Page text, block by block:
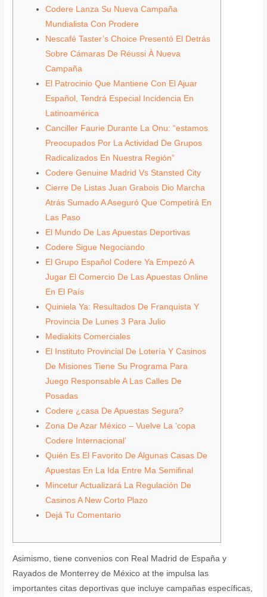
Codere Lanza Su Nueva Campaña
Mundialista Con Prodere
Nescafé Taster’s Choice Presentó El Detrás
Sobre Cámaras De Réussi À Nueva
Campaña
El Patrocinio Que Mantiene Con El Ajuar
Español, Tendrá Especial Incidencia En
Latinoamérica
Canciller Faurie Durante La Onu: “estamos
Preocupados Por La Actividad De Grupos
Radicalizados En Nuestra Región”
Codere Genuine Madrid Vs Stansted City
Cierre De Listas Juan Grabois Dio Marcha
Atrás Sumado A Aseguró Que Competirá En
Las Paso
El Mundo De Las Apuestas Deportivas
Codere Sigue Negociando
El Grupo Español Codere Ya Empezó A
Jugar El Comercio De Las Apuestas Online
En El País
Quiniela Ya: Resultados De Franquista Y
Provincia De Lunes 3 Para Julio
Mediakits Comerciales
El Instituto Provincial De Lotería Y Casinos
De Misiones Tiene Su Programa Para
Juego Responsable A Las Calles De
Posadas
Codere ¿casa De Apuestas Segura?
Zona De Azar México – Vuelve La ‘copa
Codere Internacional’
Quién Es El Favorito De Algunas Casas De
Apuestas En La Ida Entre Ma Semifinal
Mincetur Actualizará La Regulación De
Casinos A New Corto Plazo
Dejá Tu Comentario
Asimismo, tiene convenios con Real Madrid de España y
Rayados de Monterrey de México at the impulsa las
importantes citas deportivas que incluye campañas específicas,